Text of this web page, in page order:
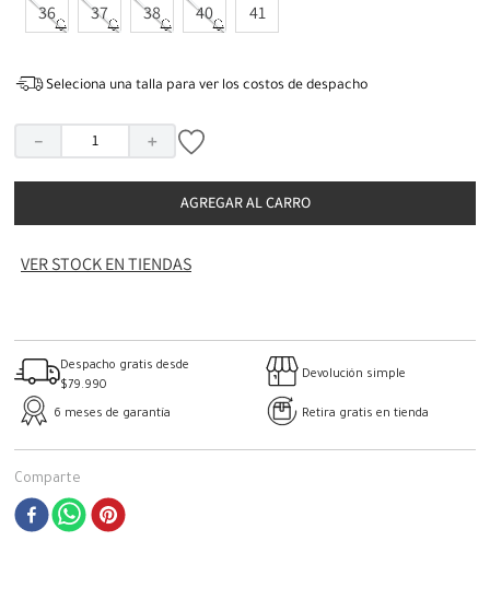
36 37 38 40 41
Seleciona una talla para ver los costos de despacho
＋
－
AGREGAR AL CARRO
VER STOCK EN TIENDAS
Despacho gratis desde
$79.990
Devolución simple
6 meses de garantía Retira gratis en tienda
Comparte